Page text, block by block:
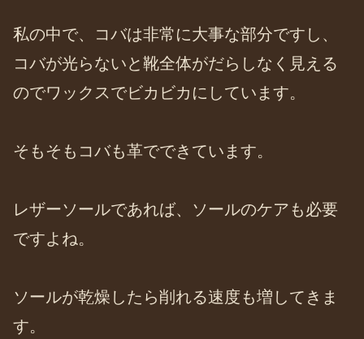
私の中で、コバは非常に大事な部分ですし、
コバが光らないと靴全体がだらしなく見える
のでワックスでビカビカにしています。
そもそもコバも革でできています。
レザーソールであれば、ソールのケアも必要
ですよね。
ソールが乾燥したら削れる速度も増してきま
す。